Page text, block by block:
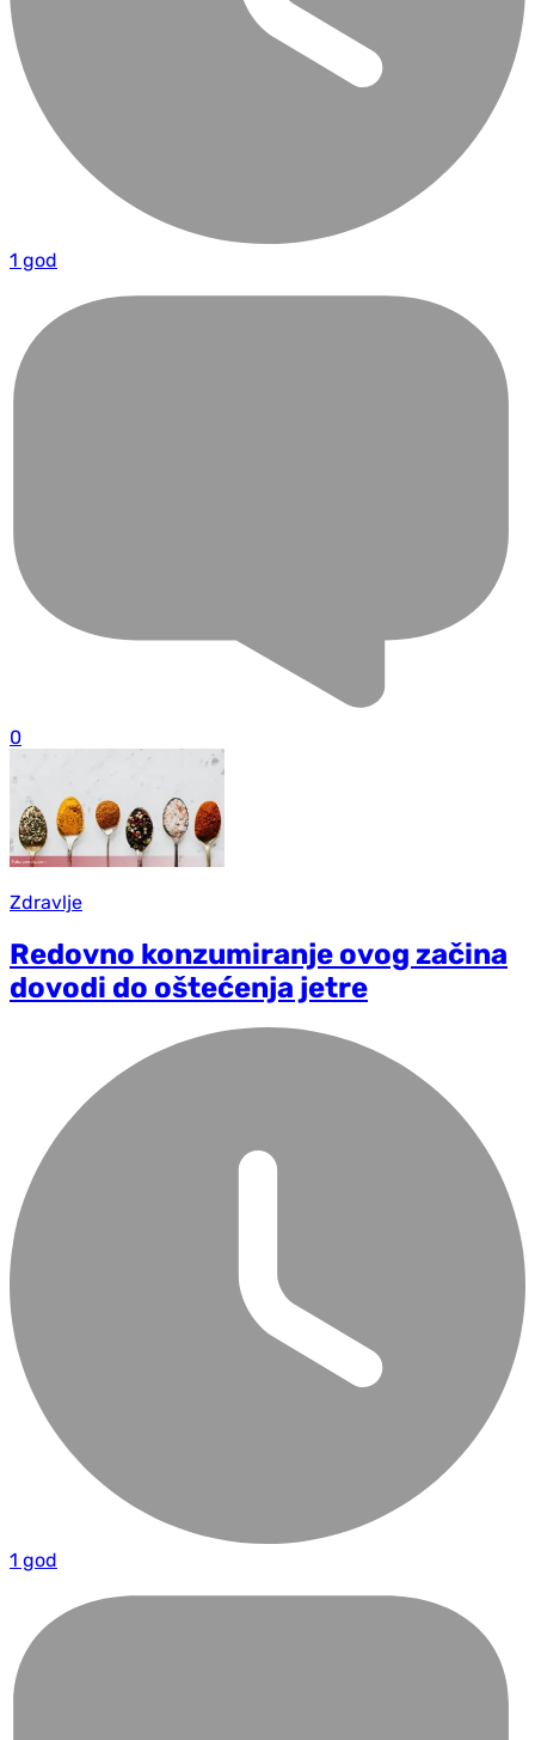
1 god
0
Zdravlje
Redovno konzumiranje ovog začina
dovodi do oštećenja jetre
1 god